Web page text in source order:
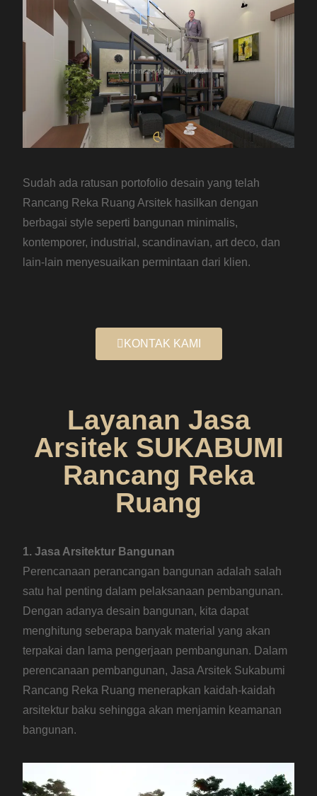
Sudah ada ratusan portofolio desain yang telah
Rancang Reka Ruang Arsitek hasilkan dengan
berbagai style seperti bangunan minimalis,
kontemporer, industrial, scandinavian, art deco, dan
lain-lain menyesuaikan permintaan dari klien.
KONTAK KAMI
Layanan Jasa
Arsitek SUKABUMI
Rancang Reka
Ruang
1. Jasa Arsitektur Bangunan
Perencanaan perancangan bangunan adalah salah
satu hal penting dalam pelaksanaan pembangunan.
Dengan adanya desain bangunan, kita dapat
menghitung seberapa banyak material yang akan
terpakai dan lama pengerjaan pembangunan. Dalam
perencanaan pembangunan, Jasa Arsitek Sukabumi
Rancang Reka Ruang menerapkan kaidah-kaidah
arsitektur baku sehingga akan menjamin keamanan
bangunan.